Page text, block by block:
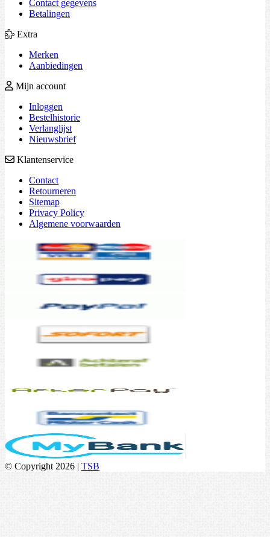
Contact gegevens
Betalingen
Extra
Merken
Aanbiedingen
Mijn account
Inloggen
Bestelhistorie
Verlanglijst
Nieuwsbrief
Klantenservice
Contact
Retourneren
Sitemap
Privacy Policy
Algemene voorwaarden
© Copyright 2026 | TSB